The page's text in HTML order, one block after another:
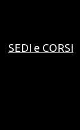
SEDI e CORSI